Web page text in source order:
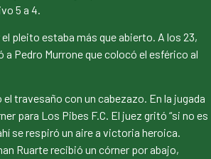
5 a 4.
pleito estaba más que abierto. A los 23,
Pedro Murrone que colocó el esférico al
travesaño con un cabezazo. En la jugada
para Los Pibes F.C. El juez gritó “si no es
se respiró un aire a victoria heroica.
Ruarte recibió un córner por abajo,